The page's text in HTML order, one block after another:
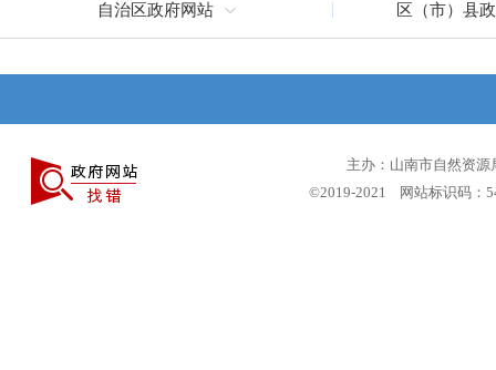
自治区政府网站 区（市）县
主办：山南市自然资
©2019-2021 网站标识码：